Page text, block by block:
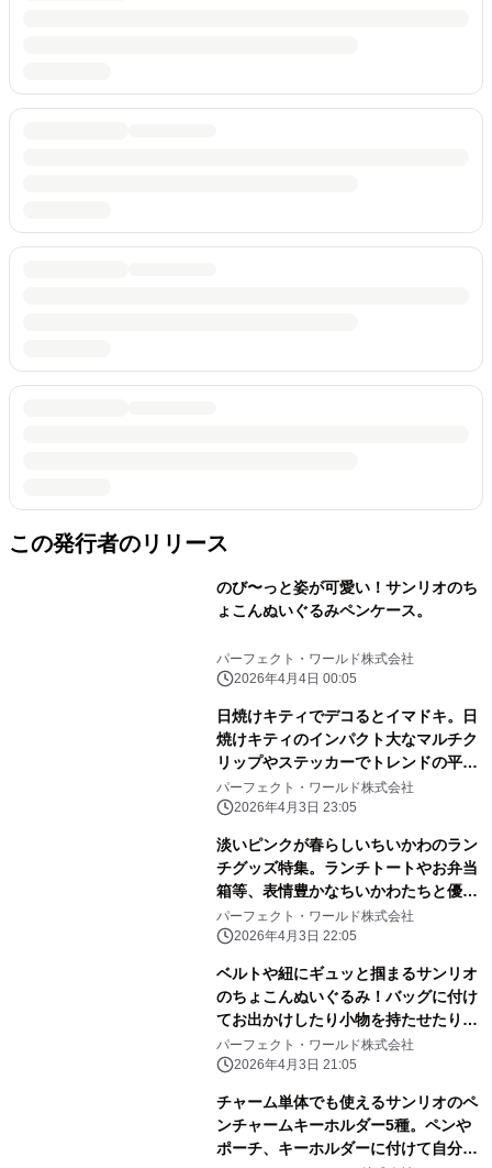
この発行者のリリース
のび〜っと姿が可愛い！サンリオのち
ょこんぬいぐるみペンケース。
パーフェクト・ワールド株式会社
2026年4月4日 00:05
日焼けキティでデコるとイマドキ。日
焼けキティのインパクト大なマルチク
リップやステッカーでトレンドの平成
レトロ感ばっちりです。
パーフェクト・ワールド株式会社
2026年4月3日 23:05
淡いピンクが春らしいちいかわのラン
チグッズ特集。ランチトートやお弁当
箱等、表情豊かなちいかわたちと優し
いピンク色に心和む
パーフェクト・ワールド株式会社
2026年4月3日 22:05
ベルトや紐にギュッと掴まるサンリオ
のちょこんぬいぐるみ！バッグに付け
てお出かけしたり小物を持たせたりと
自由に楽しめる！
パーフェクト・ワールド株式会社
2026年4月3日 21:05
チャーム単体でも使えるサンリオのペ
ンチャームキーホルダー5種。ペンや
ポーチ、キーホルダーに付けて自分だ